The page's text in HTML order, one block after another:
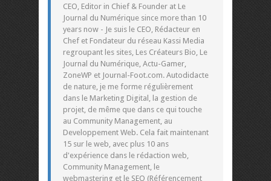
CEO, Editor in Chief & Founder at Le
Journal du Numérique since more than 10
years now - Je suis le CEO, Rédacteur en
Chef et Fondateur du réseau Kassi Media
regroupant les sites, Les Créateurs Bio, Le
Journal du Numérique, Actu-Gamer,
ZoneWP et Journal-Foot.com. Autodidacte
de nature, je me forme régulièrement
dans le Marketing Digital, la gestion de
projet, de même que dans ce qui touche
au Community Management, au
Developpement Web. Cela fait maintenant
15 sur le web, avec plus 10 ans
d'expérience dans le rédaction web,
Community Management, le
webmastering et le SEO (Référencement